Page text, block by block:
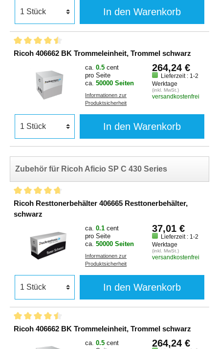
In den Warenkorb
Ricoh 406662 BK Trommeleinheit, Trommel schwarz
ca. 0.5 cent
pro Seite
ca. 50000 Seiten
Informationen zur
Produktsicherheit
264,24 €
Lieferzeit : 1-2
Werktage
(inkl. MwSt.)
versandkostenfrei
In den Warenkorb
Zubehör für Ricoh Aficio SP C 430 Series
Ricoh Resttonerbehälter 406665 Resttonerbehälter,
schwarz
ca. 0.1 cent
pro Seite
ca. 50000 Seiten
Informationen zur
Produktsicherheit
37,01 €
Lieferzeit : 1-2
Werktage
(inkl. MwSt.)
versandkostenfrei
In den Warenkorb
Ricoh 406662 BK Trommeleinheit, Trommel schwarz
ca. 0.5 cent
264,24 €